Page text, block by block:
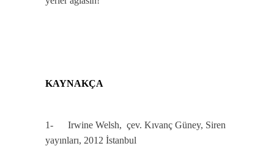
KAYNAKÇA
1- Irwine Welsh, çev. Kıvanç Güney, Siren
yayınları, 2012 İstanbul